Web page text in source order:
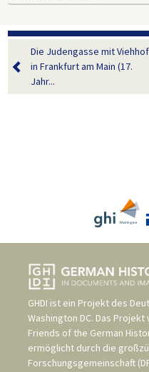
Die Judengasse mit Viehhof
in Frankfurt am Main (17.
Jahr...
GHDI ist ein Projekt des
Washington DC. Das
Friends of the German
ermöglicht durch die
Forschungsgemeinschaft